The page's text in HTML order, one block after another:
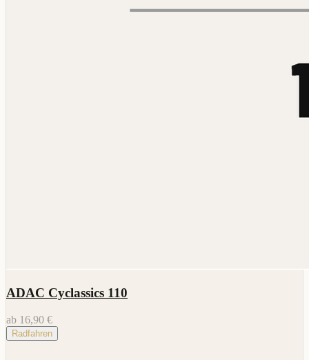
ADAC Cyclassics 110
ab 16,90 €
Radfahren